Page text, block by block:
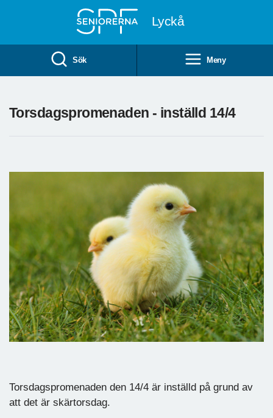
Lyckå
Sök Meny
Torsdagspromenaden - inställd 14/4
Torsdagspromenaden den 14/4 är inställd på grund av
att det är skärtorsdag.